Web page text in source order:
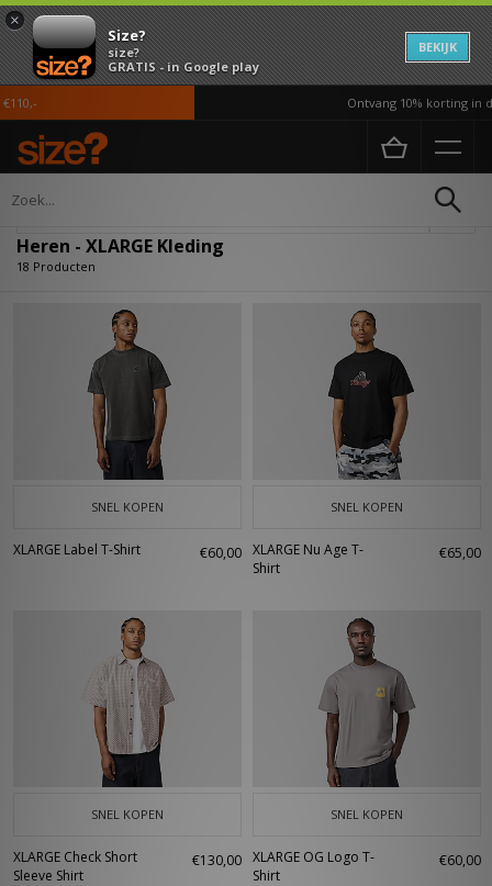
×
Size?
size?
GRATIS - in Google play
BEKIJK
Ontvang 10% korting in de
Home Heren
Heren - XLARGE Kleding
18 Producten
SNEL KOPEN
XLARGE Label T-Shirt €60,00
SNEL KOPEN
XLARGE Nu Age T-
Shirt
€65,00
SNEL KOPEN
XLARGE Check Short
Sleeve Shirt
€130,00
SNEL KOPEN
XLARGE OG Logo T-
Shirt
€60,00